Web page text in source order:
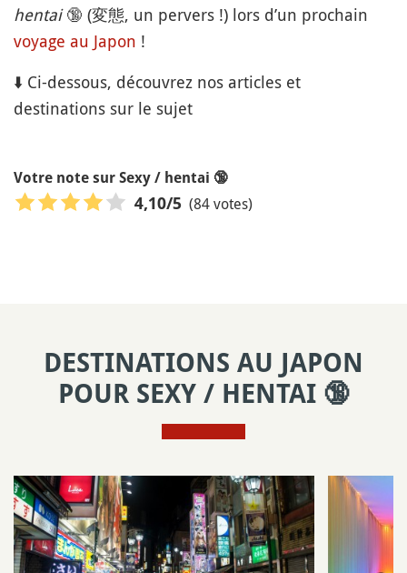
hentai🔞 (変態, un pervers !) lors d’un prochain
voyage au Japon !
⬇️ Ci-dessous, découvrez nos articles et
destinations sur le sujet
Votre note sur Sexy / hentai 🔞
4,10/5 (84 votes)
DESTINATIONS AU JAPON
POUR SEXY / HENTAI 🔞